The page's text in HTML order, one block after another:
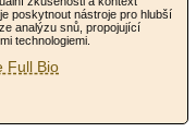
poskytnout nástroje pro hlubší
analýzu snů, propojující
technologiemi.
Full Bio